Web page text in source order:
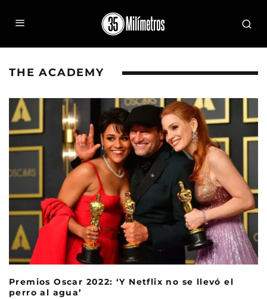
THE ACADEMY
Premios Oscar 2022: ‘Y Netflix no se llevó el
perro al agua’